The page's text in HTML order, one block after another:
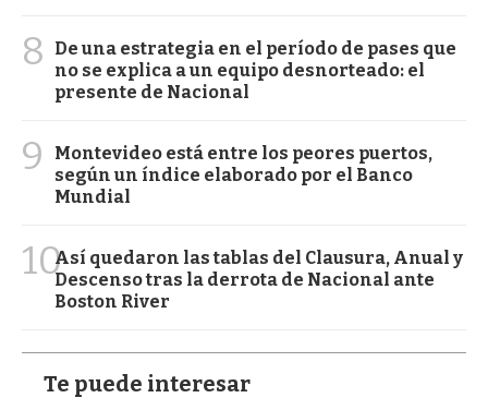
8
De una estrategia en el período de pases que
no se explica a un equipo desnorteado: el
presente de Nacional
9
Montevideo está entre los peores puertos,
según un índice elaborado por el Banco
Mundial
10Así quedaron las tablas del Clausura, Anual y
Descenso tras la derrota de Nacional ante
Boston River
Te puede interesar